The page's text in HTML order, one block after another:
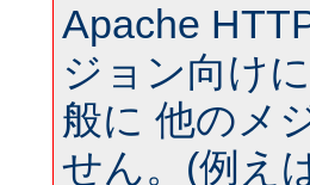
Apache
ジョン向け
般に 他のメ
せん。(例え